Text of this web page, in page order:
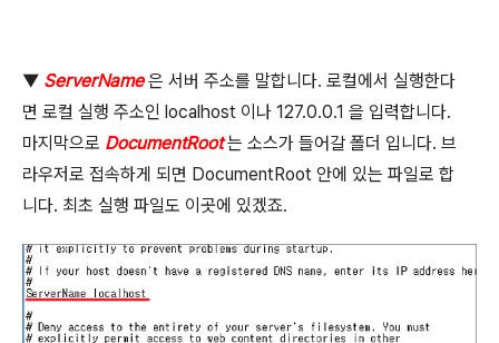
▼ ServerName 은 서버 주소를 말합니다. 로컬에서 실행한다
면 로컬 실행 주소인 localhost 이나 127.0.0.1 을 입력합니다.
마지막으로 DocumentRoot 는 소스가 들어갈 폴더 입니다. 브
라우저로 접속하게 되면 DocumentRoot 안에 있는 파일로 합
니다. 최초 실행 파일도 이곳에 있겠죠.